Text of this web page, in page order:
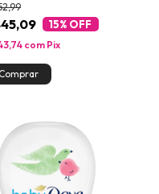
15% OFF
com Pix